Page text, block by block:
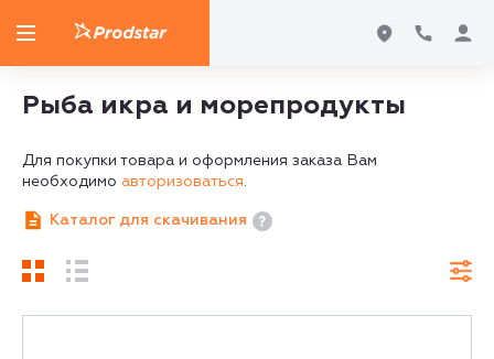
Рыба икра и морепродукты
Для покупки товара и оформления заказа Вам
необходимо авторизоваться.
Каталог для скачивания